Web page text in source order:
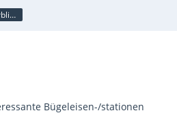
Mitglieder mit gewerblicher Verbindung, auch als Mitarbeiter/in
Bügeleisen-/stationen